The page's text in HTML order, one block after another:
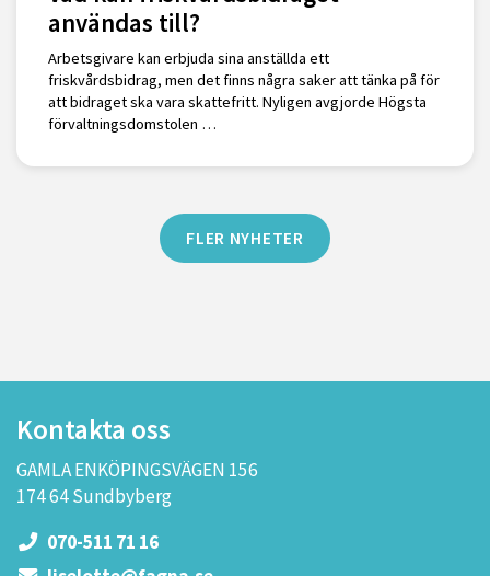
användas till?
Arbetsgivare kan erbjuda sina anställda ett
friskvårdsbidrag, men det finns några saker att tänka på för
att bidraget ska vara skattefritt. Nyligen avgjorde Högsta
förvaltningsdomstolen …
FLER NYHETER
Kontakta oss
GAMLA ENKÖPINGSVÄGEN 156
174 64 Sundbyberg
070-511 71 16